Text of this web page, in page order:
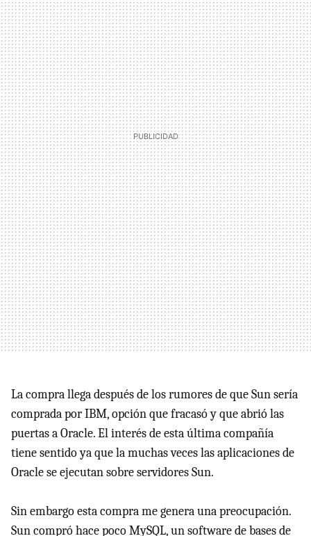
La compra llega después de los rumores de que Sun sería
comprada porIBM, opción que fracasó y que abrió las
puertas a Oracle. El interés de esta última compañía
tiene sentido ya que la muchas veces las aplicaciones de
Oracle se ejecutan sobre servidores Sun.
Sin embargo esta compra me genera una preocupación.
Sun compró hace poco MySQL, un software de bases de